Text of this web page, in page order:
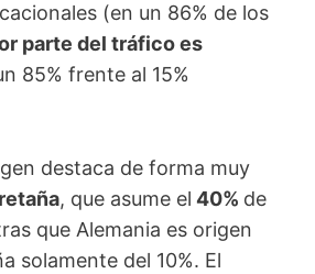
(en un 86% de los
parte del tráfico es
85% frente al 15%
destaca de forma muy
, que asume el 40% de
que Alemania es origen
solamente del 10%. El